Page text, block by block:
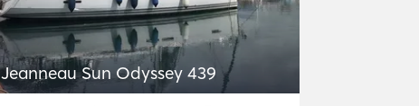
Jeanneau Sun Odyssey 439